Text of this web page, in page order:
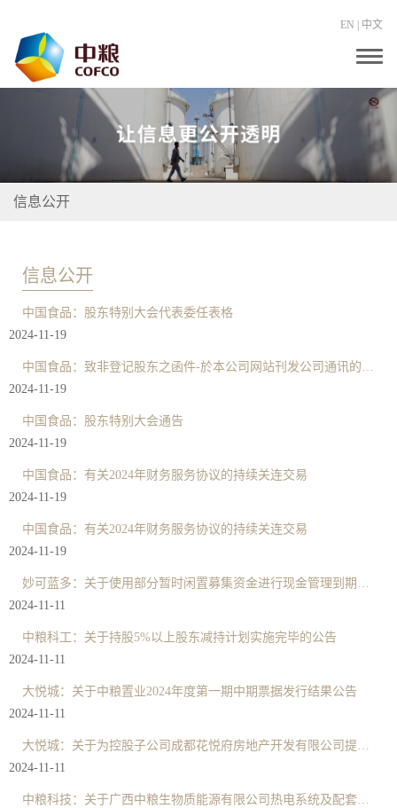
EN 中文
T
g
g
v
信息公开
信息公开
中国食品：股东特别大会代表委任表格
2024-11-19
2024-11-19
中国食品：股东特别大会通告
2024-11-19
中国食品：有关2024年财务服务协议的持续关连交易
2024-11-19
中国食品：有关2024年财务服务协议的持续关连交易
2024-11-19
2024-11-11
中粮科工：关于持股5%以上股东减持计划实施完毕的公告
2024-11-11
大悦城：关于中粮置业2024年度第一期中期票据发行结果公告
2024-11-11
2024-11-11